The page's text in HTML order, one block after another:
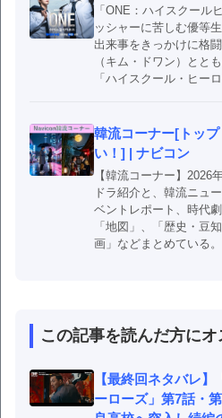
「ONE：ハイスクール
ッシャーに苦しむ優等
出来事をきっかけに格
（キム・ドワン）とと
「ハイスクール・ヒー
韓流コーナー[トッ
い！] | ナビコン
【韓流コーナー】2026
ドラ紹介と、韓流ニュ
ベントレポート、時代
「地図」、「歴史・豆
画」などまとめている。
この記事を読んだ方に
【最終回ネタバレ
ーローズ」第7話・